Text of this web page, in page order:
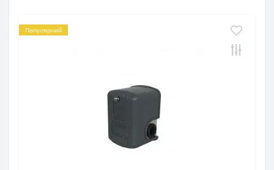
Популярний